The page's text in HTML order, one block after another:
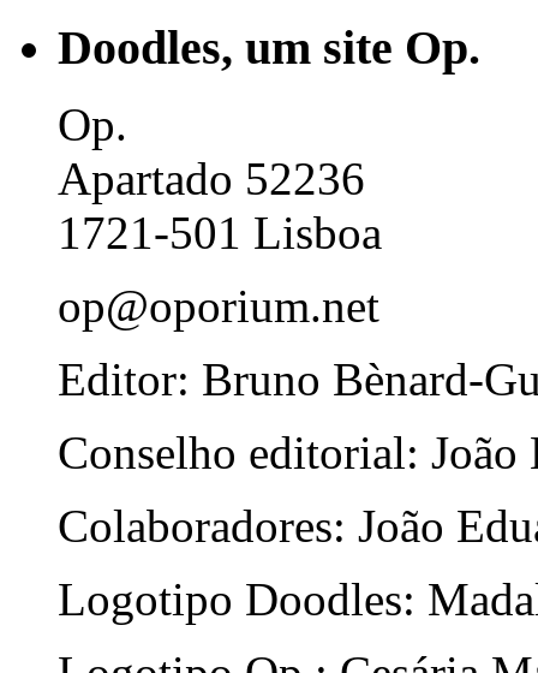
Doodles, um site Op.
Op.
Apartado 52236
1721-501 Lisboa
op@oporium.net
Editor: Bruno Bènard-
Conselho editorial: João
Colaboradores: João
Logotipo Doodles: